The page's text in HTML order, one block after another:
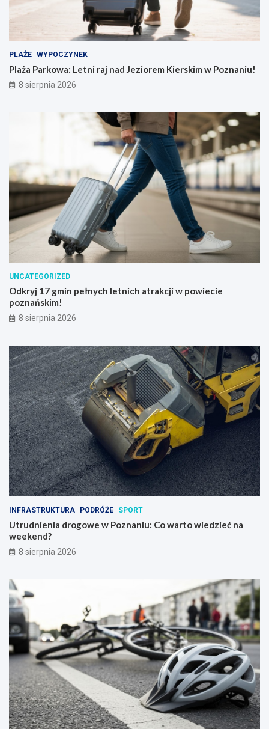
PLAŻE WYPOCZYNEK
Plaża Parkowa: Letni raj nad Jeziorem Kierskim w Poznaniu!
8 sierpnia 2026
UNCATEGORIZED
Odkryj 17 gmin pełnych letnich atrakcji w powiecie
poznańskim!
8 sierpnia 2026
INFRASTRUKTURA PODRÓŻE SPORT
Utrudnienia drogowe w Poznaniu: Co warto wiedzieć na
weekend?
8 sierpnia 2026